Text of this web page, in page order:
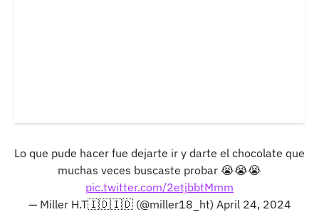
Lo que pude hacer fue dejarte ir y darte el chocolate que
muchas veces buscaste probar 😭😭😭
pic.twitter.com/2etjbbtMmm
— Miller H.T🇮🇩🇮🇩 (@miller18_ht) April 24, 2024